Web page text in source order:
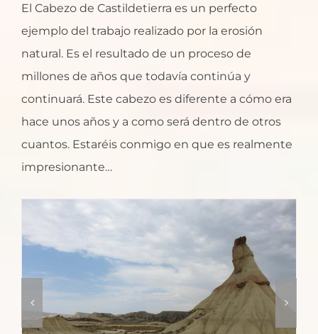
El Cabezo de Castildetierra es un perfecto
ejemplo del trabajo realizado por la erosión
natural. Es el resultado de un proceso de
millones de años que todavía continúa y
continuará. Este cabezo es diferente a cómo era
hace unos años y a como será dentro de otros
cuantos. Estaréis conmigo en que es realmente
impresionante…